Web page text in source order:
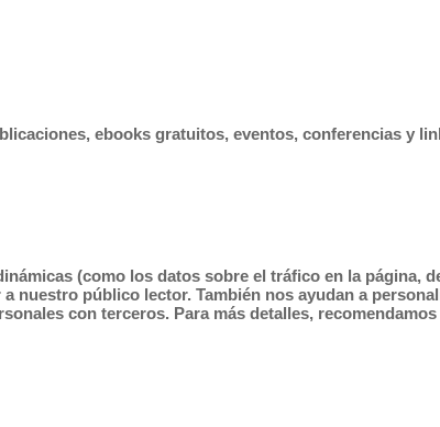
ebooks gratuitos, eventos, conferencias y
(como los datos sobre el tráfico en la página,
nuestro público lector. También nos ayudan a
con terceros. Para más detalles, recomendamos